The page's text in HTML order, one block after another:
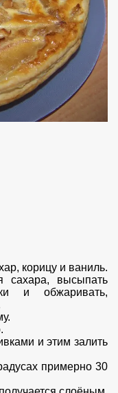
корицу и ваниль.
сахара, высыпать
и обжаривать,
и этим залить
примерно 30